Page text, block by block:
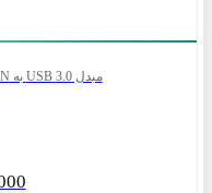
مبدل 3.0 USB به 2.5G/LAN یوگرین CM648 25051